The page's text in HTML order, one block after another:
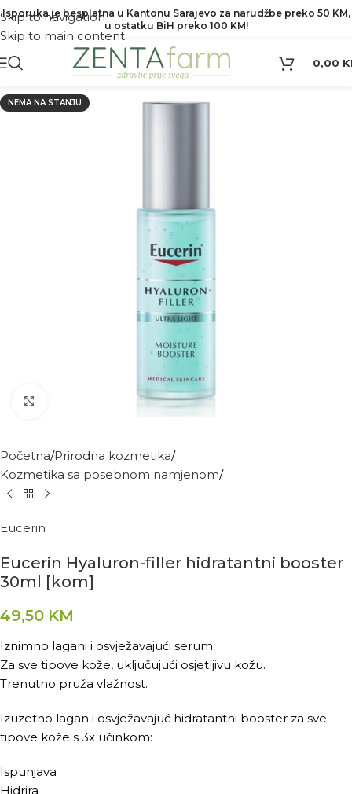
Skip to navigation
Skip to main content
Isporuka je besplatna u Kantonu Sarajevo za narudžbe preko 50 KM,
u ostatku BiH preko 100 KM!
0,00
NEMA NA STANJU
Kliknite za povećanje
Početna Prirodna kozmetika
Kozmetika sa posebnom namjenom
Eucerin
Eucerin Hyaluron-filler hidratantni booster
30ml [kom]
49,50 KM
Iznimno lagani i osvježavajući serum.
Za sve tipove kože, uključujući osjetljivu kožu.
Trenutno pruža vlažnost.
Izuzetno lagan i osvježavajuć hidratantni booster za sve
tipove kože s 3x učinkom:
Ispunjava
Hidrira